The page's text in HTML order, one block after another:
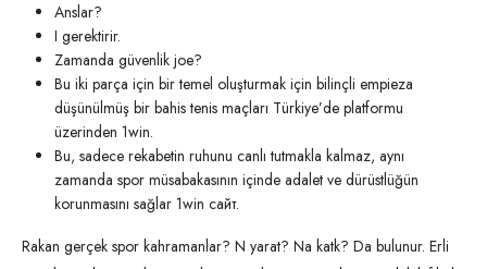
Anslar?
I gerektirir.
Zamanda güvenlik joe?
Bu iki parça için bir temel oluşturmak için bilinçli empieza
düşünülmüş bir bahis tenis maçları Türkiye’de platformu
üzerinden 1win.
Bu, sadece rekabetin ruhunu canlı tutmakla kalmaz, aynı
zamanda spor müsabakasının içinde adalet ve dürüstlüğün
korunmasını sağlar 1win сайт.
Rakan gerçek spor kahramanlar? N yarat? Na katk? Da bulunur. Erli